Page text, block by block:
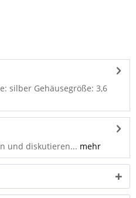
silber Gehäusegröße: 3,6
und diskutieren... mehr